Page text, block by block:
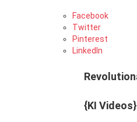
Facebook
Twitter
Pinterest
LinkedIn
{KI